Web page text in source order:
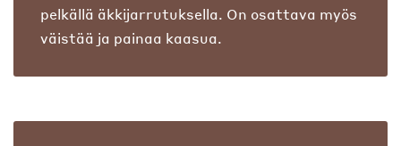
pelkällä äkkijarrutuksella. On osattava myös
väistää ja painaa kaasua.